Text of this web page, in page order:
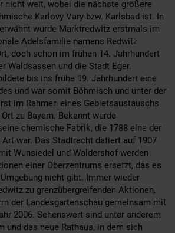
nicht weit, wobei die nächste größere
Karlovy Vary bzw. Karlsbad ist. In
wurde Marktredwitz erstmals im
Adelsfamilie namens Redwitz
doch schon im frühen 14. Jahrhundert
Waldsassen und die Stadt Eger.
bis ins frühe 19. Jahrhundert eine
und war somit Böhmisch und unter der
im Rahmen eines Gebietsaustauschs
zu Bayern. Bekannt wurde
chemische Fabrik, die 1788 eine der
war. Das Stadtrecht datiert auf 1907
Wunsiedel und Waldershof werden
einer Oberzentrums ersetzt, das es
nicht gibt. Immer wieder
zu grenzübergreifenden Aktionen,
der Landesgartenschau gemeinsam mit
2006. Sehenswert sind unter anderem
und das neue Rathaus, in dem sich